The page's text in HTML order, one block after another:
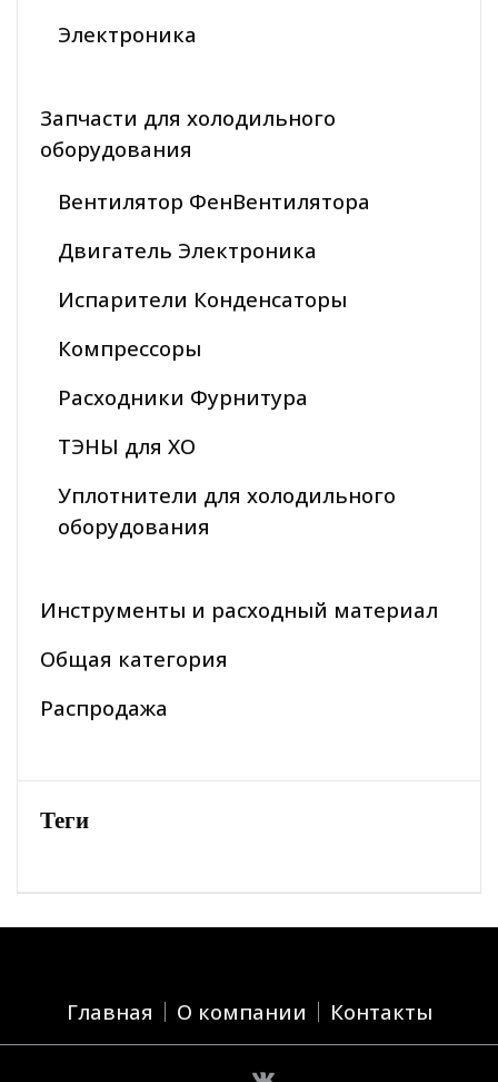
Электроника
Запчасти для холодильного
оборудования
Вентилятор ФенВентилятора
Двигатель Электроника
Испарители Конденсаторы
Компрессоры
Расходники Фурнитура
ТЭНЫ для ХО
Уплотнители для холодильного
оборудования
Инструменты и расходный материал
Общая категория
Распродажа
Теги
Главная О компании Контакты